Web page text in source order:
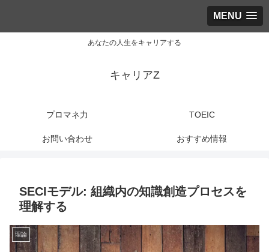
MENU
あなたの人生をキャリアする
キャリアZ
プロマネ力 TOEIC
お問い合わせ おすすめ情報
SECIモデル: 組織内の知識創造プロセスを
理解する
理論